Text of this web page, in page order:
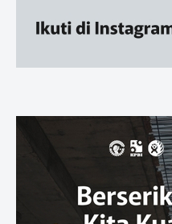
Ruang Belajar